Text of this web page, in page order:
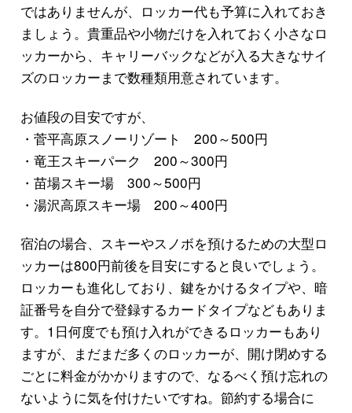
ではありませんが、ロッカー代も予算に入れておき
ましょう。貴重品や小物だけを入れておく小さなロ
ッカーから、キャリーバックなどが入る大きなサイ
ズのロッカーまで数種類用意されています。
お値段の目安ですが、
・菅平高原スノーリゾート 200～500円
・竜王スキーパーク 200～300円
・苗場スキー場 300～500円
・湯沢高原スキー場 200～400円
宿泊の場合、スキーやスノボを預けるための大型ロ
ッカーは800円前後を目安にすると良いでしょう。
ロッカーも進化しており、鍵をかけるタイプや、暗
証番号を自分で登録するカードタイプなどもありま
す。1日何度でも預け入れができるロッカーもあり
ますが、まだまだ多くのロッカーが、開け閉めする
ごとに料金がかかりますので、なるべく預け忘れの
ないように気を付けたいですね。節約する場合に